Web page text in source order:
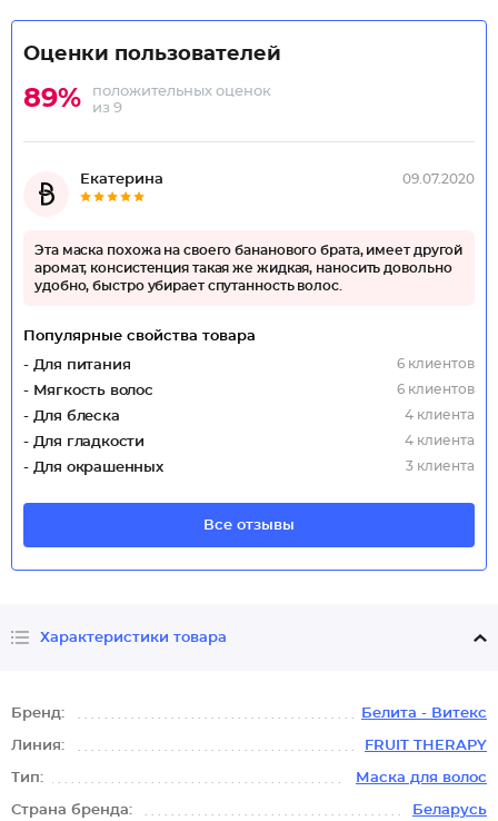
Оценки пользователей
89%
положительных оценок
из 9
Екатерина 09.07.2020
Эта маска похожа на своего бананового брата, имеет другой
аромат, консистенция такая же жидкая, наносить довольно
удобно, быстро убирает спутанность волос.
Популярные свойства товара
- Для питания
6 клиентов
- Мягкость волос 6 клиентов
- Для блеска 4 клиента
- Для гладкости 4 клиента
- Для окрашенных 3 клиента
Все отзывы
Характеристики товара
Бренд: Белита - Витекс
Линия: FRUIT THERAPY
Тип: Маска для волос
Страна бренда: Беларусь